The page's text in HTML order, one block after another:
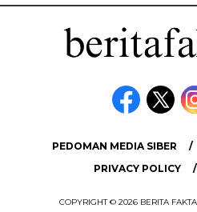
PEDOMAN MEDIA SIBER
PRIVACY POLICY
COPYRIGHT © 2026 BERITA